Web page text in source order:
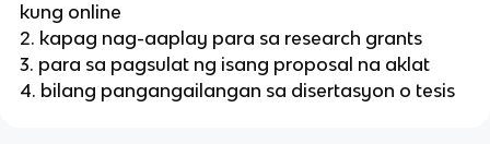
kung online
2. kapag nag-aaplay para sa research grants
3. para sa pagsulat ng isang proposal na aklat
4. bilang pangangailangan sa disertasyon o tesis